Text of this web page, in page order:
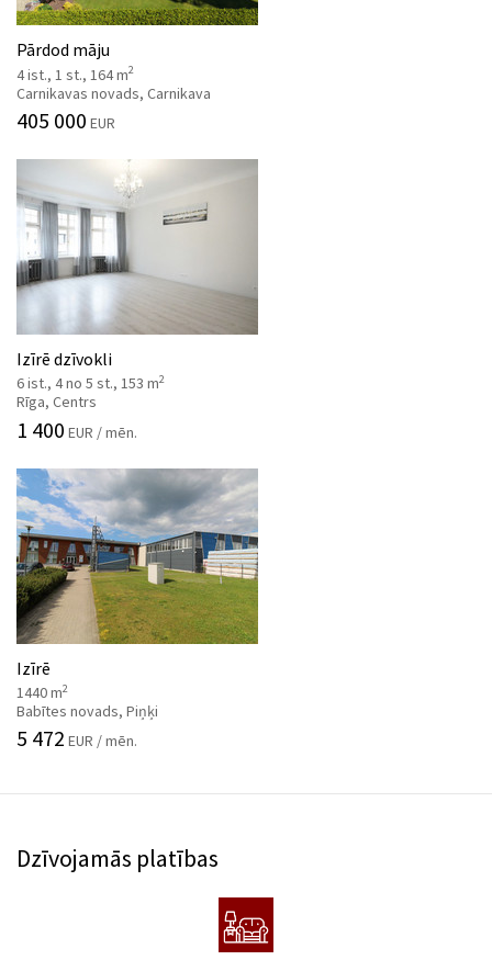
Pārdod māju
4 ist., 1 st., 164 m2
Carnikavas novads, Carnikava
405 000 EUR
Izīrē dzīvokli
6 ist., 4 no 5 st., 153 m2
Rīga, Centrs
1 400 EUR / mēn.
Izīrē
1440 m2
Babītes novads, Piņķi
5 472 EUR / mēn.
Dzīvojamās platības